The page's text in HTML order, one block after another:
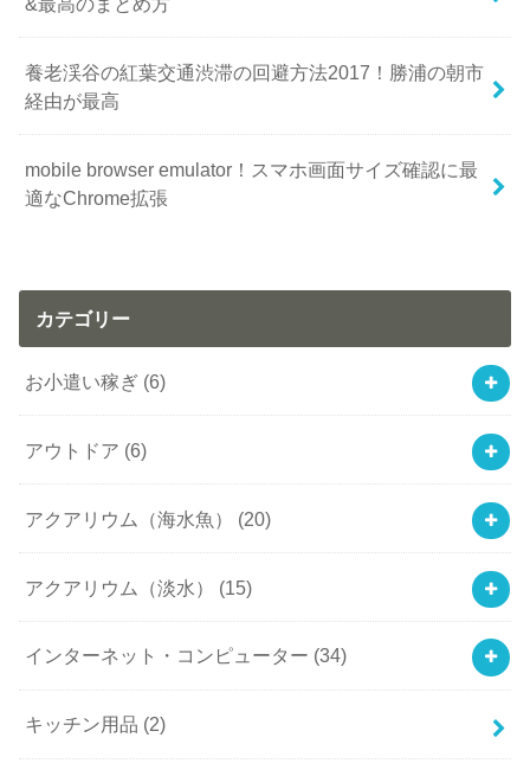
養老渓谷の紅葉交通渋滞の回避方法2017！勝浦の朝市
経由が最高
mobile browser emulator！スマホ画面サイズ確認に最
適なChrome拡張
カテゴリー
お小遣い稼ぎ (6)
アウトドア (6)
アクアリウム（海水魚） (20)
アクアリウム（淡水） (15)
インターネット・コンピューター (34)
キッチン用品 (2)